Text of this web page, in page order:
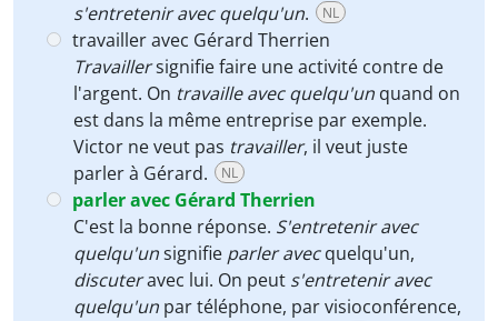
s'entretenir avec quelqu'un. NL
travailler avec Gérard Therrien
Travaillersignifie faire une activité contre de
l'argent. On travaille avec quelqu'un quand on
est dans la même entreprise par exemple.
Victor ne veut pas travailler, il veut juste
parler à Gérard.
NL
parler avec Gérard Therrien
C'est la bonne réponse. S'entretenir avec
quelqu'unsignifie parler avecquelqu'un,
discuteravec lui. On peut s'entretenir avec
quelqu'un par téléphone, par visioconférence,